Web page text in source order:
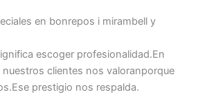
en bonrepos i mirambell y
escoger profesionalidad.En
clientes nos valoranporque
prestigio nos respalda.